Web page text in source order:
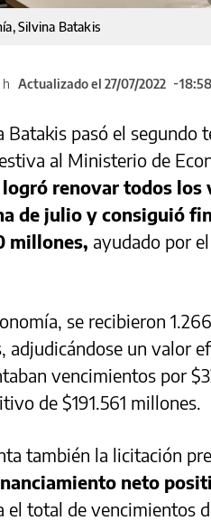
Silvina Batakis
h Actualizado el 27/07/2022
pasó el segundo
al Ministerio de
renovar todos los
de julio y consiguió
millones, ayudado por
se recibieron
adjudicándose un valor
vencimientos por
de $191.561 millones.
también la licitación
neto
el total de vencimientos